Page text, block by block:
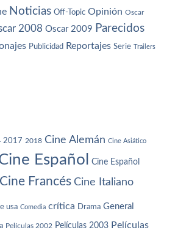
Noticias Off-Topic Opinión Oscar
2008 Oscar 2009 Parecidos
Publicidad Reportajes Serie Trailers
2017 2018 Cine Alemán Cine Asiático
Español Cine Español
Cine Francés Cine Italiano
usa Comedia crítica Drama General
Películas 2002 Películas 2003 Películas